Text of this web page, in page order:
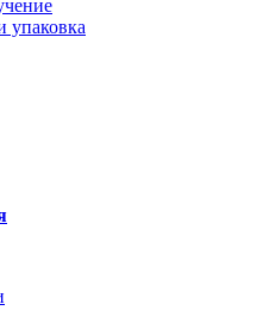
упаковка